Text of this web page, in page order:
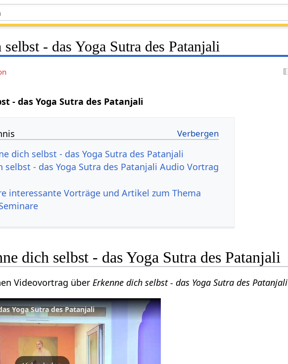
- das Yoga Sutra des Patanjali
- das Yoga Sutra des Patanjali
dich selbst - das Yoga Sutra des Patanjali
selbst - das Yoga Sutra des Patanjali Audio Vortrag
interessante Vorträge und Artikel zum Thema
dich selbst - das Yoga Sutra des Patanjali
Videovortrag überErkenne dich selbst - das Yoga Sutra des Patanjali
Yoga Sutra des Patanjali